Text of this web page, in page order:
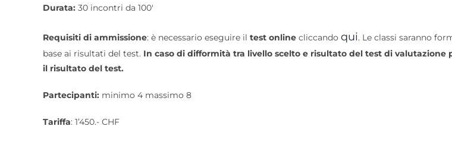
Durata: 30 incontri da 100′
Requisiti di ammissione: è necessario eseguire il test online cliccando qui. Le classi saranno
base ai risultati del test. In caso di difformità tra livello scelto e risultato del test di valutazione
il risultato del test.
Partecipanti: minimo 4 massimo 8
Tariffa: 1’450.- CHF